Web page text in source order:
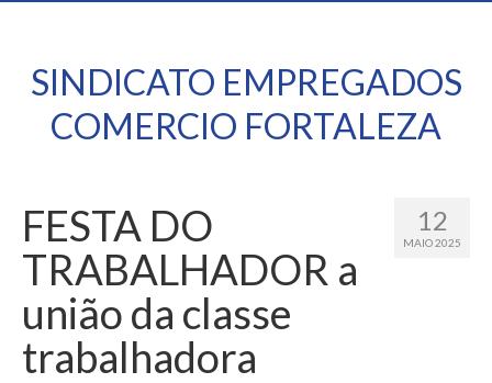
SINDICATO EMPREGADOS
COMERCIO FORTALEZA
12
MAIO 2025
FESTA DO
TRABALHADOR a
união da classe
trabalhadora